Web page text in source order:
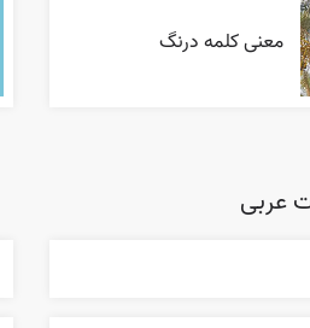
معنی کلمه درنگ
عربی